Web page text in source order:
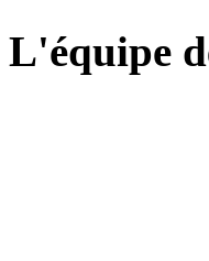
L'équipe